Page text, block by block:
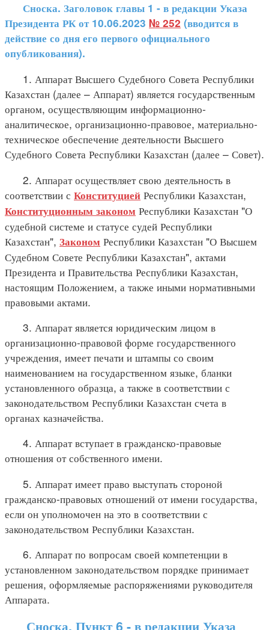
Сноска. Заголовок главы 1 - в редакции Указа
Президента РК от 10.06.2023 № 252 (вводится в
действие со дня его первого официального
опубликования).
1. Аппарат Высшего Судебного Совета Республики
Казахстан (далее – Аппарат) является государственным
органом, осуществляющим информационно-
аналитическое, организационно-правовое, материально-
техническое обеспечение деятельности Высшего
Судебного Совета Республики Казахстан (далее – Совет).
2. Аппарат осуществляет свою деятельность в
соответствии с Конституцией Республики Казахстан,
Конституционным законом Республики Казахстан "О
судебной системе и статусе судей Республики
Казахстан", Законом Республики Казахстан "О Высшем
Судебном Совете Республики Казахстан", актами
Президента и Правительства Республики Казахстан,
настоящим Положением, а также иными нормативными
правовыми актами.
3. Аппарат является юридическим лицом в
организационно-правовой форме государственного
учреждения, имеет печати и штампы со своим
наименованием на государственном языке, бланки
установленного образца, а также в соответствии с
законодательством Республики Казахстан счета в
органах казначейства.
4. Аппарат вступает в гражданско-правовые
отношения от собственного имени.
5. Аппарат имеет право выступать стороной
гражданско-правовых отношений от имени государства,
если он уполномочен на это в соответствии с
законодательством Республики Казахстан.
6. Аппарат по вопросам своей компетенции в
установленном законодательством порядке принимает
решения, оформляемые распоряжениями руководителя
Аппарата.